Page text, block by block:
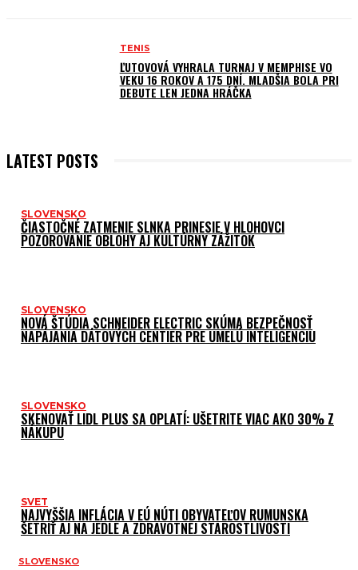
TENIS
ĽUTOVOVÁ VYHRALA TURNAJ V MEMPHISE VO
VEKU 16 ROKOV A 175 DNÍ. MLADŠIA BOLA PRI
DEBUTE LEN JEDNA HRÁČKA
LATEST POSTS
SLOVENSKO
ČIASTOČNÉ ZATMENIE SLNKA PRINESIE V HLOHOVCI
POZOROVANIE OBLOHY AJ KULTÚRNY ZÁŽITOK
SLOVENSKO
NOVÁ ŠTÚDIA SCHNEIDER ELECTRIC SKÚMA BEZPEČNOSŤ
NAPÁJANIA DÁTOVÝCH CENTIER PRE UMELÚ INTELIGENCIU
SLOVENSKO
SKENOVAŤ LIDL PLUS SA OPLATÍ: UŠETRITE VIAC AKO 30% Z
NÁKUPU
SVET
NAJVYŠŠIA INFLÁCIA V EÚ NÚTI OBYVATEĽOV RUMUNSKA
ŠETRIŤ AJ NA JEDLE A ZDRAVOTNEJ STAROSTLIVOSTI
SLOVENSKO